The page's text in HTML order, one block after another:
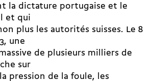
la dictature portugaise et le
et qui
plus les autorités suisses. Le 8
une
de plusieurs milliers de
sur
pression de la foule, les